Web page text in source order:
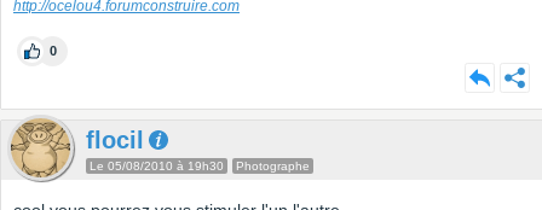
http://ocelou4.forumconstruire.com
0
flocil
Le 05/08/2010 à 19h30 Photographe